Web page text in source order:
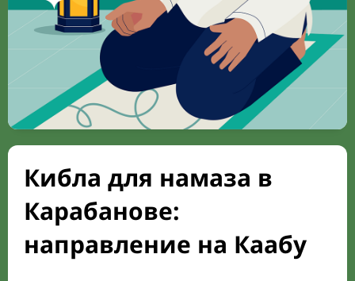
Кибла для намаза в
Карабанове:
направление на Каабу